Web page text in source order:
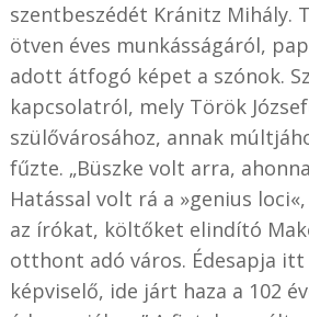
szentbeszédét Kránitz Mihály.
ötven éves munkásságáról,
adott átfogó képet a szónok.
kapcsolatról, mely Török
szülővárosához, annak
fűzte. „Büszke volt arra,
Hatással volt rá a »genius
az írókat, költőket elindító
otthont adó város. Édesapja
képviselő, ide járt haza a 102